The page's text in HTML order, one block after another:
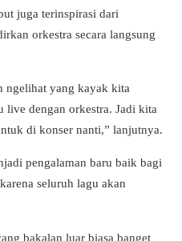
juga terinspirasi dari
orkestra secara langsung
ngelihat yang kayak kita
dengan orkestra. Jadi kita
di konser nanti,” lanjutnya.
pengalaman baru baik bagi
seluruh lagu akan
bakalan luar biasa banget